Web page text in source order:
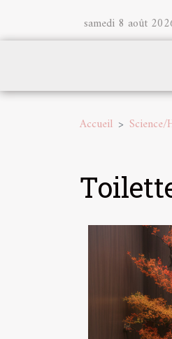
samedi 8 août
Accueil